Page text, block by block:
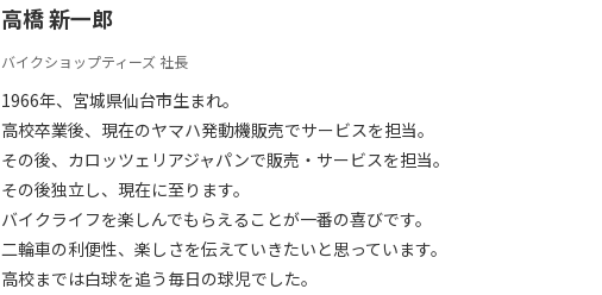
高橋 新一郎
バイクショップティーズ 社長
1966年、宮城県仙台市生まれ。
高校卒業後、現在のヤマハ発動機販売でサービスを担当。
その後、カロッツェリアジャパンで販売・サービスを担当。
その後独立し、現在に至ります。
バイクライフを楽しんでもらえることが一番の喜びです。
二輪車の利便性、楽しさを伝えていきたいと思っています。
高校までは白球を追う毎日の球児でした。